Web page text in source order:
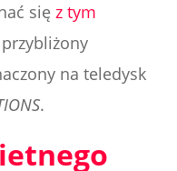
się z tym
na teledysk
.